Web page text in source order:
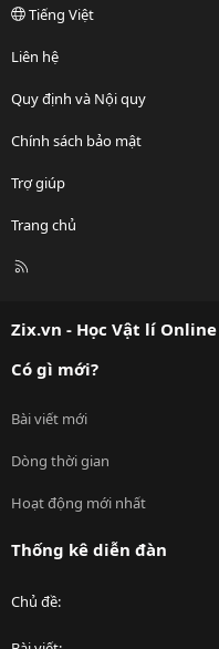
Tiếng Việt
Liên hệ
Quy định và Nội quy
Chính sách bảo mật
Trợ giúp
Trang chủ
R
Zix.vn - Học Vật lí
Có gì mới?
Bài viết mới
Dòng thời gian
Hoạt động mới nhất
Thống kê diễn đàn
Chủ đề